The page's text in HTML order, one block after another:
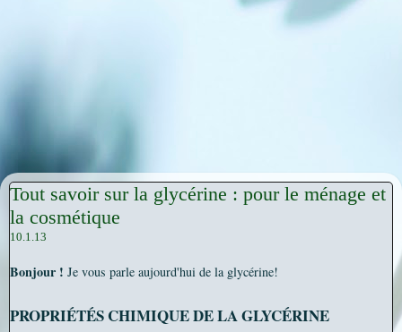
Tout savoir sur la glycérine : pour le ménage et
la cosmétique
10.1.13
Bonjour ! Je vous parle aujourd'hui de la glycérine!
PROPRIÉTÉS CHIMIQUE DE LA GLYCÉRINE